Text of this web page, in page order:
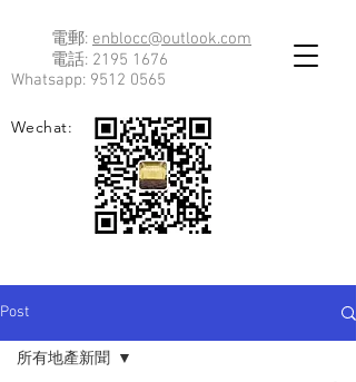
電郵: enblocc@outlook.com
電話: 2195 1676
Whatsapp: 9512 0565
Wechat:
Post
所有地產新聞